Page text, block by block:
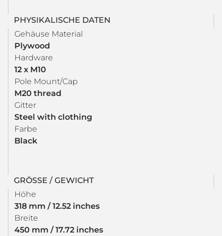
PHYSIKALISCHE DATEN
Gehäuse Material
Plywood
Hardware
12 x M10
Pole Mount/Cap
M20 thread
Gitter
Steel with clothing
Farbe
Black
GRÖSSE / GEWICHT
Höhe
318 mm / 12.52 inches
Breite
450 mm / 17.72 inches